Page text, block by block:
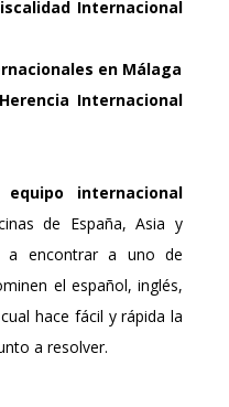
Internacional
en Málaga
Internacional
equipo internacional
de España, Asia y
a encontrar a uno de
el español, inglés,
hace fácil y rápida la
a resolver.